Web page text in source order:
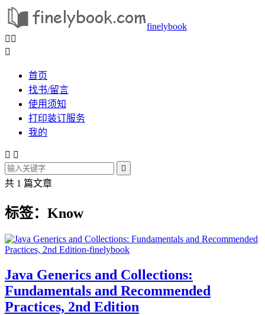
finelybook
 

首页
找书/留言
使用须知
打印装订服务
我的
 

共 1 篇文章
标签：Know
Java Generics and Collections:
Fundamentals and Recommended
Practices, 2nd Edition